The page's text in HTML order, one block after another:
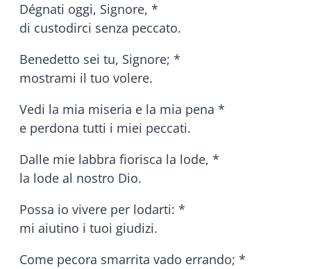
Dégnati oggi, Signore, *
di custodirci senza peccato.
Benedetto sei tu, Signore; *
mostrami il tuo volere.
Vedi la mia miseria e la mia pena *
e perdona tutti i miei peccati.
Dalle mie labbra fiorisca la lode, *
la lode al nostro Dio.
Possa io vivere per lodarti: *
mi aiutino i tuoi giudizi.
Come pecora smarrita vado errando; *